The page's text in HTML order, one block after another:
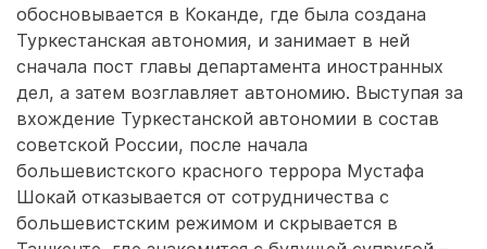
обосновывается в Коканде, где была создана
Туркестанская автономия, и занимает в ней
сначала пост главы департамента иностранных
дел, а затем возглавляет автономию. Выступая за
вхождение Туркестанской автономии в состав
советской России, после начала
большевистского красного террора Мустафа
Шокай отказывается от сотрудничества с
большевистским режимом и скрывается в